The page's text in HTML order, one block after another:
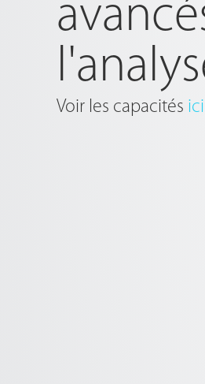
Voir les capacités ici